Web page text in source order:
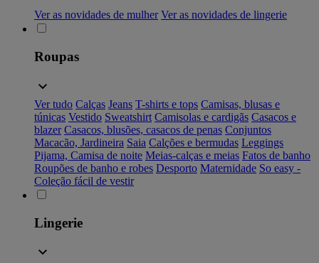
Ver as novidades de mulher Ver as novidades de lingerie
Roupas
Ver tudo Calças Jeans T-shirts e tops Camisas, blusas e
túnicas Vestido Sweatshirt Camisolas e cardigãs Casacos e
blazer Casacos, blusões, casacos de penas Conjuntos
Macacão, Jardineira Saia Calções e bermudas Leggings
Pijama, Camisa de noite Meias-calças e meias Fatos de banho
Roupões de banho e robes Desporto Maternidade So easy -
Coleção fácil de vestir
Lingerie